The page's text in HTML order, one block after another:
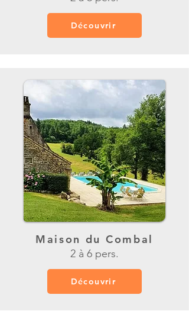
Découvrir
Maison du Combal
2 à 6 pers.
Découvrir